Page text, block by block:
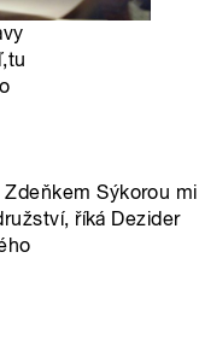
Sýkorou mi
říká Dezider